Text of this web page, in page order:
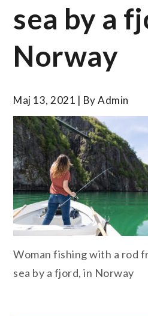
sea by a
Norway
Maj 13, 2021 ByAdmin
Woman fishing with a rod
sea by a fjord, in Norway